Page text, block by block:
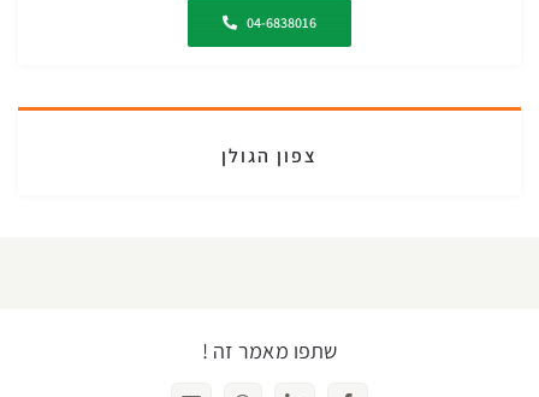
04-6838016
צפון הגולן
שתפו מאמר זה !